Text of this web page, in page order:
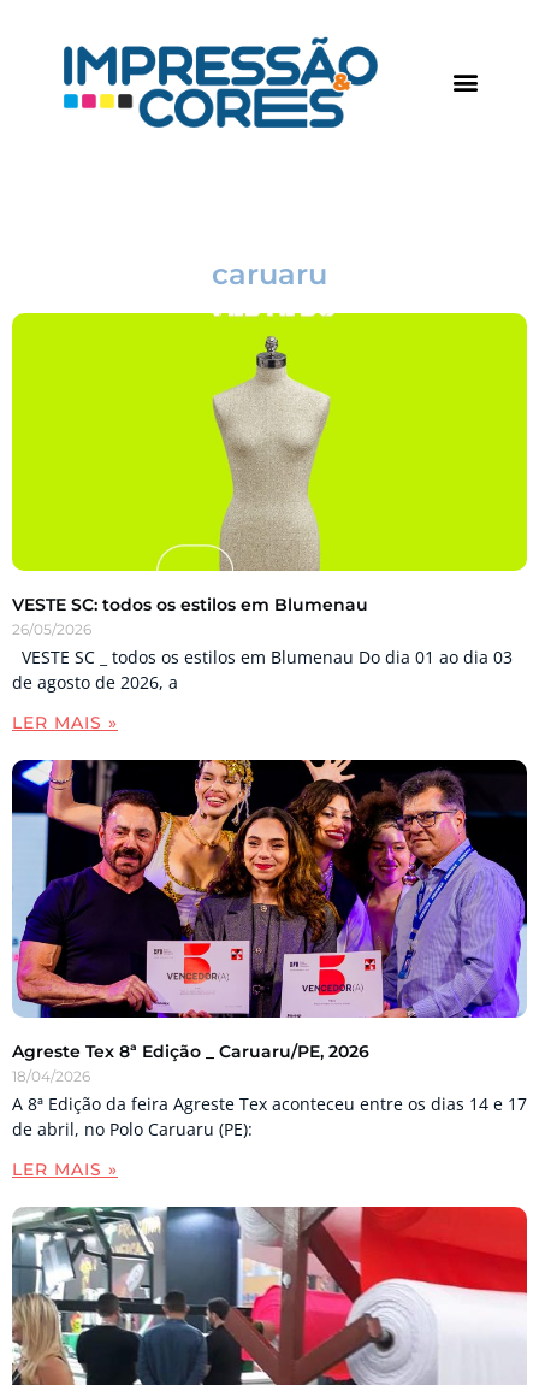
caruaru
VESTE SC: todos os estilos em Blumenau
26/05/2026
VESTE SC _ todos os estilos em Blumenau Do dia 01 ao dia 03
de agosto de 2026, a
LER MAIS »
Agreste Tex 8ª Edição _ Caruaru/PE, 2026
18/04/2026
A 8ª Edição da feira Agreste Tex aconteceu entre os dias 14 e 17
de abril, no Polo Caruaru (PE):
LER MAIS »